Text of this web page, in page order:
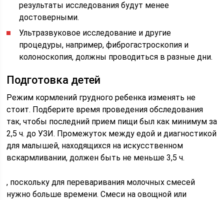
результаты исследования будут менее
достоверными.
Ультразвуковое исследование и другие
процедуры, например, фиброгастроскопия и
колоноскопия, должны проводиться в разные дни.
Подготовка детей
Режим кормлений грудного ребенка изменять не
стоит. Подберите время проведения обследования
так, чтобы последний прием пищи был как минимум за
2,5 ч. до УЗИ. Промежуток между едой и диагностикой
для малышей, находящихся на искусственном
вскармливании, должен быть не меньше 3,5 ч.
, поскольку для переваривания молочных смесей
нужно больше времени. Смеси на овощной или